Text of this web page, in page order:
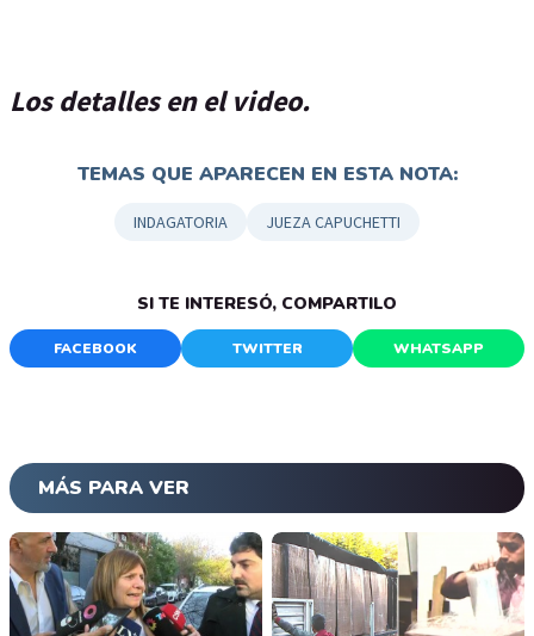
Los detalles en el video.
TEMAS QUE APARECEN EN ESTA NOTA:
INDAGATORIA JUEZA CAPUCHETTI
SI TE INTERESÓ, COMPARTILO
FACEBOOK TWITTER WHATSAPP
MÁS PARA VER